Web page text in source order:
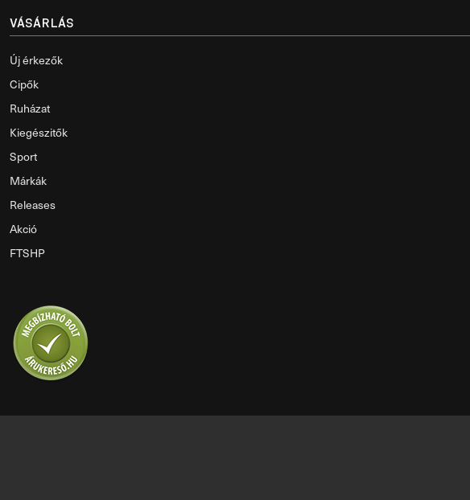
VÁSÁRLÁS
Új érkezők
Cipők
Ruházat
Kiegészitők
Sport
Márkák
Releases
Akció
FTSHP